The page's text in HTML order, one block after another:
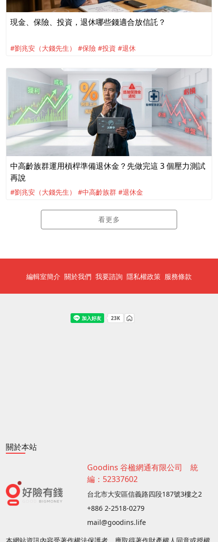
現金、保險、投資，退休哪些錢適合放信託？
#劉兆安（大錢先生） #保險 #投資 #退休
中高齡族群運用槓桿準備退休金？先做完這 3 個壓力測試
再說
#劉兆安（大錢先生） #中高齡族群 #退休金
看更多
編輯室簡介 關於我們 我要諮詢 隱私權政策 服務條款
關於本站
Goodins 谷楹網通有限公司 統
編：52337602
台北市大安區信義路四段187號3樓之2
+886 2-2518-0279
mail@goodins.life